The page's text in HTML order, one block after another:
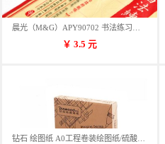
￥ 3.5元
钻石 绘图纸 A0工程卷装绘图纸/硫酸纸 50m卷装 914*50MM/卷